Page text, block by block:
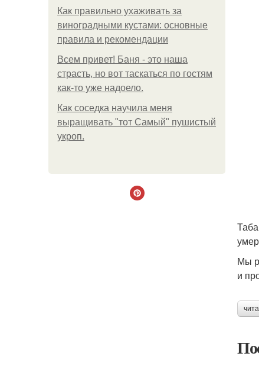
Как правильно ухаживать за
виноградными кустами: основные
правила и рекомендации
Всем привет! Баня - это наша
страсть, но вот таскаться по гостям
как-то уже надоело.
Как соседка научила меня
выращивать "тот Самый" пушистый
укроп.
Мы
и